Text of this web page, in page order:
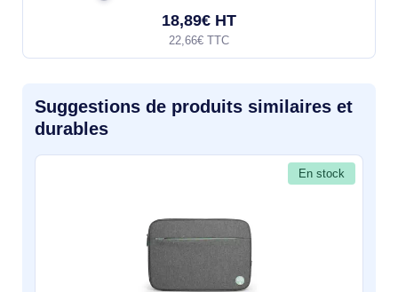
18,89€ HT
22,66€ TTC
Suggestions de produits similaires et
durables
En stock